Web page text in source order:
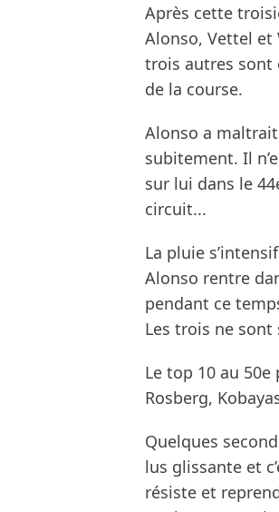
Après cette
Alonso, Vettel et
trois autres sont
de la course.
Alonso a
subitement. Il
sur lui dans le
circuit...
La pluie
Alonso rentre
pendant ce
Les trois ne sont
Le top 10 au
Rosberg,
Quelques
lus glissante et
résiste et